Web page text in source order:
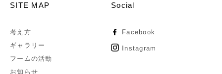
SITE MAP
考え方
ギャラリー
フームの活動
お知らせ
Social
Facebook
Instagram